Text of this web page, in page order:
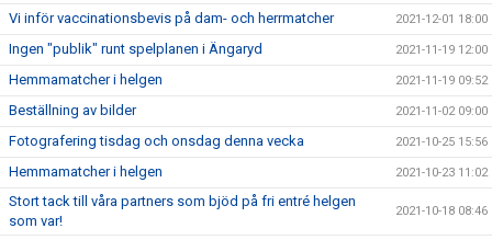
Vi inför vaccinationsbevis på dam- och herrmatcher 2021-12-01 18:00
Ingen "publik" runt spelplanen i Ängaryd 2021-11-19 12:00
Hemmamatcher i helgen 2021-11-19 09:52
Beställning av bilder 2021-11-02 09:00
Fotografering tisdag och onsdag denna vecka 2021-10-25 15:56
Hemmamatcher i helgen 2021-10-23 11:02
Stort tack till våra partners som bjöd på fri entré helgen
som var!
2021-10-18 08:46